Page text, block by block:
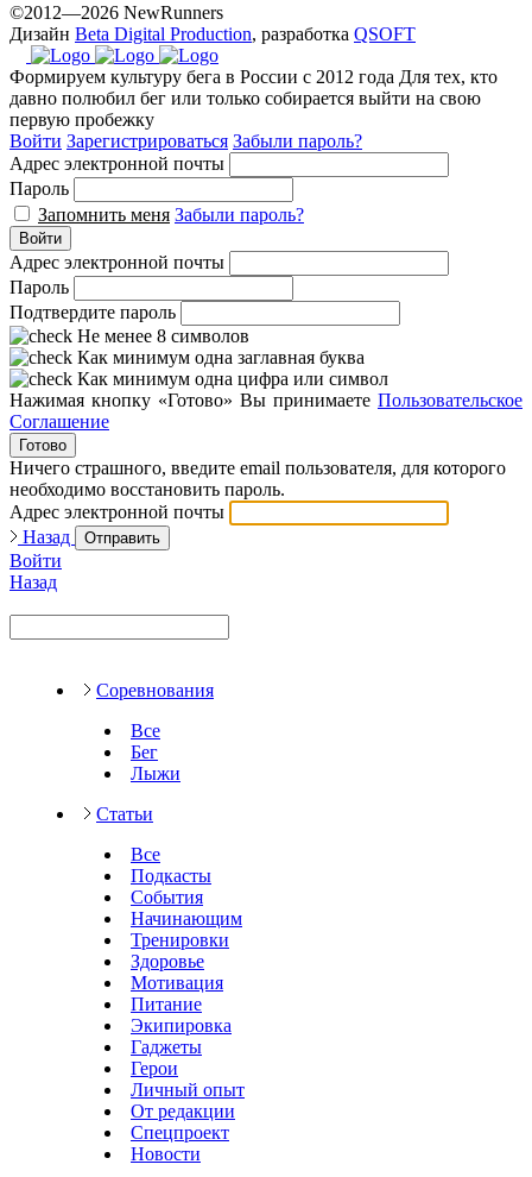
©2012—2026 NewRunners
Дизайн Beta Digital Production, разработка QSOFT
Формируем культуру бега в России с 2012 года Для тех, кто
давно полюбил бег или только собирается выйти на свою
первую пробежку
Войти Зарегистрироваться Забыли пароль?
Адрес электронной почты
Пароль
Запомнить меня Забыли пароль?
Войти
Адрес электронной почты
Пароль
Подтвердите пароль
Не менее 8 символов
Как минимум одна заглавная буква
Как минимум одна цифра или символ
Нажимая кнопку «Готово» Вы принимаете Пользовательское
Соглашение
Готово
Ничего страшного, введите email пользователя, для которого
необходимо восстановить пароль.
Адрес электронной почты
Назад
Отправить
Войти
Назад
Соревнования
Все
Бег
Лыжи
Статьи
Все
Подкасты
События
Начинающим
Тренировки
Здоровье
Мотивация
Питание
Экипировка
Гаджеты
Герои
Личный опыт
От редакции
Спецпроект
Новости